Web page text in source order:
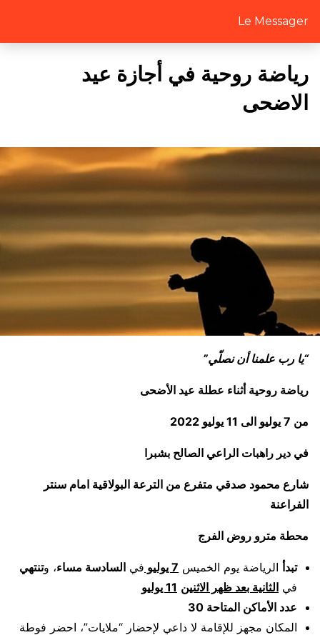
Le Messager
رياضة روحية في أجازة عيد
الاضحى
“يا رب علمنا أن نصلّي”
رياضة روحية أثناء عطلة عيد الأضحى
من 7 يوليو الى 11 يوليو 2022
في دير راهبات الراعي الصالح بشبرا
شارع محمود صدقي متفرع من الترعة البولاقية امام سنتر
الفراعنة
محطة مترو روض الفرج
تبدأ الرياضة يوم الخميس 7 يوليو في السادسة مساء، وتنتهي
في الثانية بعد ظهر الاثنين 11 يوليو
عدد الأماكن المتاحة 30
المكان مجهز للإقامة لا داعي لإحضار “ملايات”، احضر فوطة